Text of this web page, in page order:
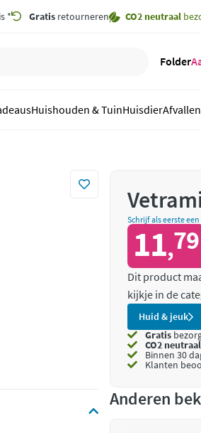
* Gratis retourneren CO2 neutraal
Folder
Huishouden & TuinHuisdier
Schrijf als eerste
11,79
Dit product
kijkje in de
Huid & jeuk
Gratis
CO2 neutraal
Binnen 30
Klanten
Anderen